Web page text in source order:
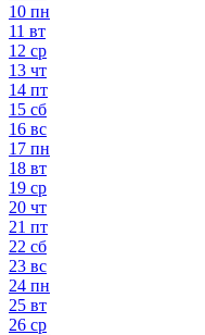
10 пн
11 вт
12 ср
13 чт
14 пт
15 сб
16 вс
17 пн
18 вт
19 ср
20 чт
21 пт
22 сб
23 вс
24 пн
25 вт
26 ср